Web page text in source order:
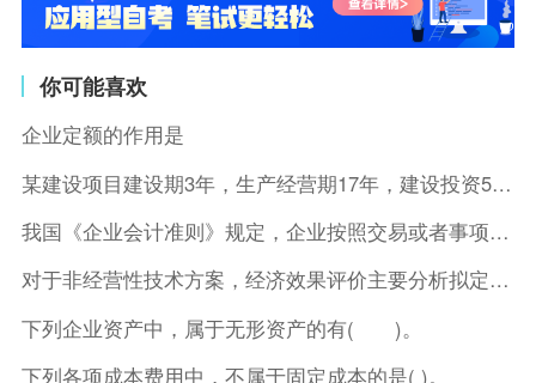
你可能喜欢
企业定额的作用是
某建设项目建设期3年，生产经营期17年，建设投资5500万元
我国《企业会计准则》规定，企业按照交易或者事项的经济特征确定
对于非经营性技术方案，经济效果评价主要分析拟定方案的( )。
下列企业资产中，属于无形资产的有( )。
下列各项成本费用中，不属于固定成本的是( )。